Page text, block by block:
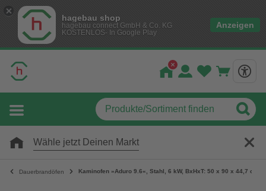
hagebau shop
hagebau connect GmbH & Co. KG
KOSTENLOS- In Google Play
Anzeigen
Wähle jetzt Deinen Markt
Dauerbrandöfen Kaminofen »Aduro 9.6«, Stahl, 6 kW, BxHxT: 50 x 90 x 44,7 cm,